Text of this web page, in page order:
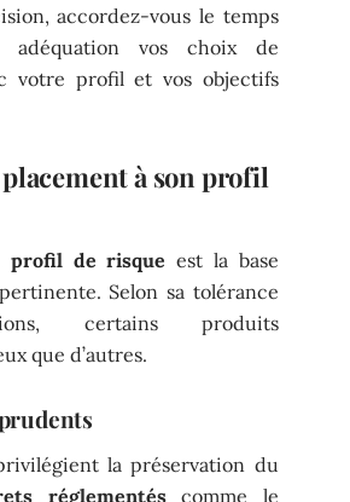
accordez-vous le temps
vos choix de
votre profil et vos objectifs
à son profil
profil de risque est la base
Selon sa tolérance
certains produits
que d’autres.
la préservation du
réglementéscomme le